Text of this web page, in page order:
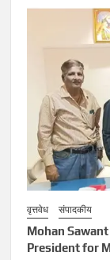
वृत्तवेध संपादकीय
Mohan
President for